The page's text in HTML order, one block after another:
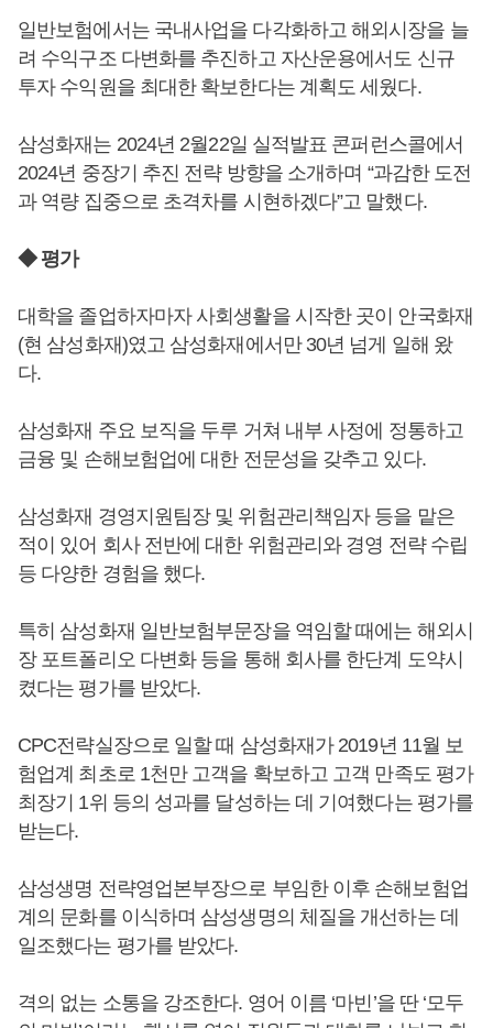
일반보험에서는 국내사업을 다각화하고 해외시장을 늘
려 수익구조 다변화를 추진하고 자산운용에서도 신규
투자 수익원을 최대한 확보한다는 계획도 세웠다.
삼성화재는 2024년 2월22일 실적발표 콘퍼런스콜에서
2024년 중장기 추진 전략 방향을 소개하며 “과감한 도전
과 역량 집중으로 초격차를 시현하겠다”고 말했다.
◆ 평가
대학을 졸업하자마자 사회생활을 시작한 곳이 안국화재
(현 삼성화재)였고 삼성화재에서만 30년 넘게 일해 왔
다.
삼성화재 주요 보직을 두루 거쳐 내부 사정에 정통하고
금융 및 손해보험업에 대한 전문성을 갖추고 있다.
삼성화재 경영지원팀장 및 위험관리책임자 등을 맡은
적이 있어 회사 전반에 대한 위험관리와 경영 전략 수립
등 다양한 경험을 했다.
특히 삼성화재 일반보험부문장을 역임할 때에는 해외시
장 포트폴리오 다변화 등을 통해 회사를 한단계 도약시
켰다는 평가를 받았다.
CPC전략실장으로 일할 때 삼성화재가 2019년 11월 보
험업계 최초로 1천만 고객을 확보하고 고객 만족도 평가
최장기 1위 등의 성과를 달성하는 데 기여했다는 평가를
받는다.
삼성생명 전략영업본부장으로 부임한 이후 손해보험업
계의 문화를 이식하며 삼성생명의 체질을 개선하는 데
일조했다는 평가를 받았다.
격의 없는 소통을 강조한다. 영어 이름 ‘마빈’을 딴 ‘모두